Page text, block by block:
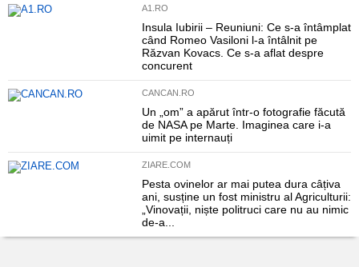
A1.RO
Insula Iubirii – Reuniuni: Ce s-a întâmplat
când Romeo Vasiloni l-a întâlnit pe
Răzvan Kovacs. Ce s-a aflat despre
concurent
CANCAN.RO
Un „om” a apărut într-o fotografie făcută
de NASA pe Marte. Imaginea care i-a
uimit pe internauți
ZIARE.COM
Pesta ovinelor ar mai putea dura câțiva
ani, susține un fost ministru al Agriculturii:
„Vinovații, niște politruci care nu au nimic
de-a...